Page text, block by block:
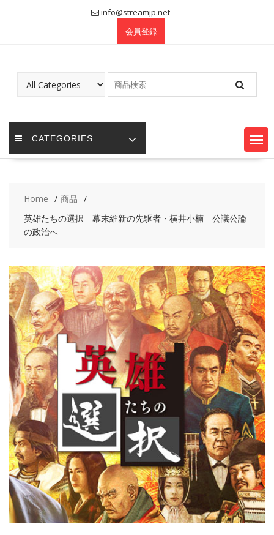
info@streamjp.net
会員登録
CATEGORIES
Home
商品
英雄たちの選択 幕末維新の先駆者・横井小楠 公議公論
の政治へ